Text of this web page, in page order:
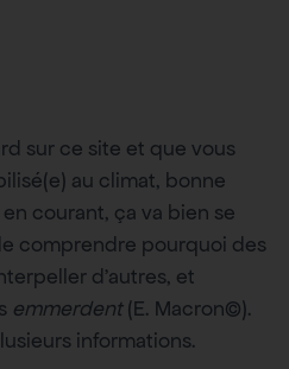
sur ce site et que vous
au climat, bonne
courant, ça va bien se
comprendre pourquoi des
d’autres, et
emmerdent(E. Macron©).
informations.